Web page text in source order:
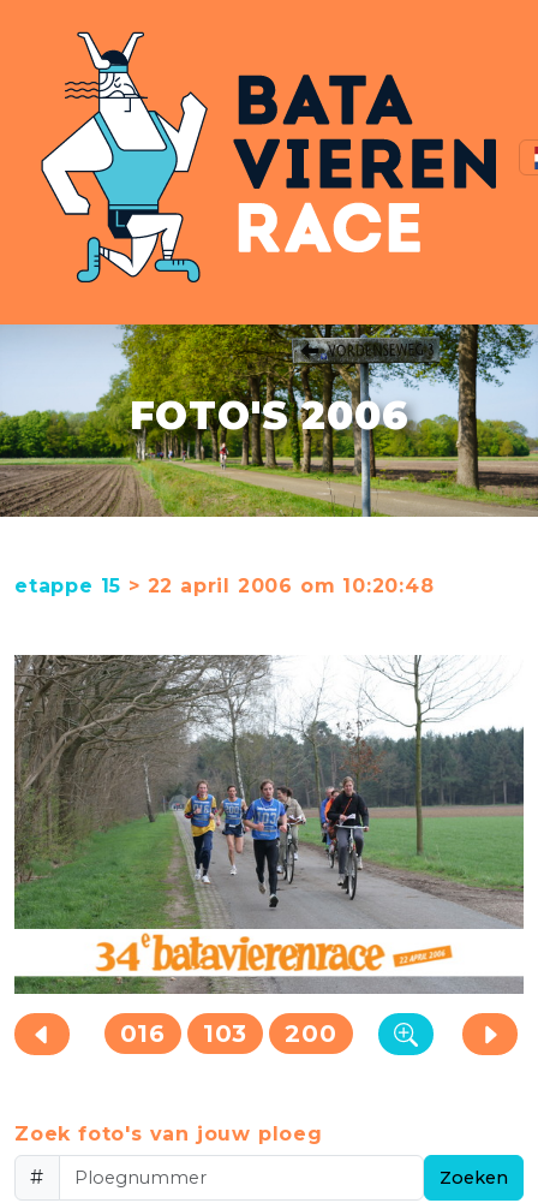
FOTO'S 2006
etappe 15 > 22 april 2006 om 10:20:48
016 103 200
Zoek foto's van jouw ploeg
#
Zoeken